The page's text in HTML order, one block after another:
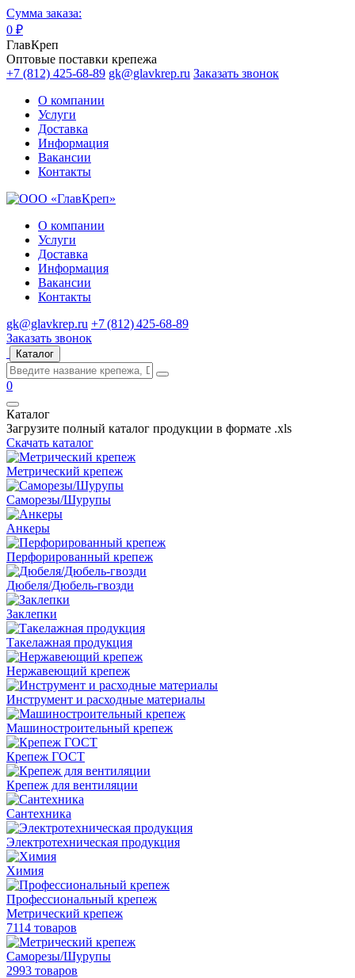
Сумма заказа:
0 ₽
ГлавКреп
Оптовые поставки крепежа
+7 (812) 425-68-89 gk@glavkrep.ru Заказать звонок
О компании
Услуги
Доставка
Информация
Вакансии
Контакты
О компании
Услуги
Доставка
Информация
Вакансии
Контакты
gk@glavkrep.ru +7 (812) 425-68-89
Заказать звонок
Каталог
0
Каталог
Загрузите полный каталог продукции в формате .xls
Скачать каталог
Метрический крепеж
Саморезы/Шурупы
Анкеры
Перфорированный крепеж
Дюбеля/Дюбель-гвозди
Заклепки
Такелажная продукция
Нержавеющий крепеж
Инструмент и расходные материалы
Машиностроительный крепеж
Крепеж ГОСТ
Крепеж для вентиляции
Сантехника
Электротехническая продукция
Химия
Профессиональный крепеж
Метрический крепеж
7114 товаров
Саморезы/Шурупы
2993 товаров